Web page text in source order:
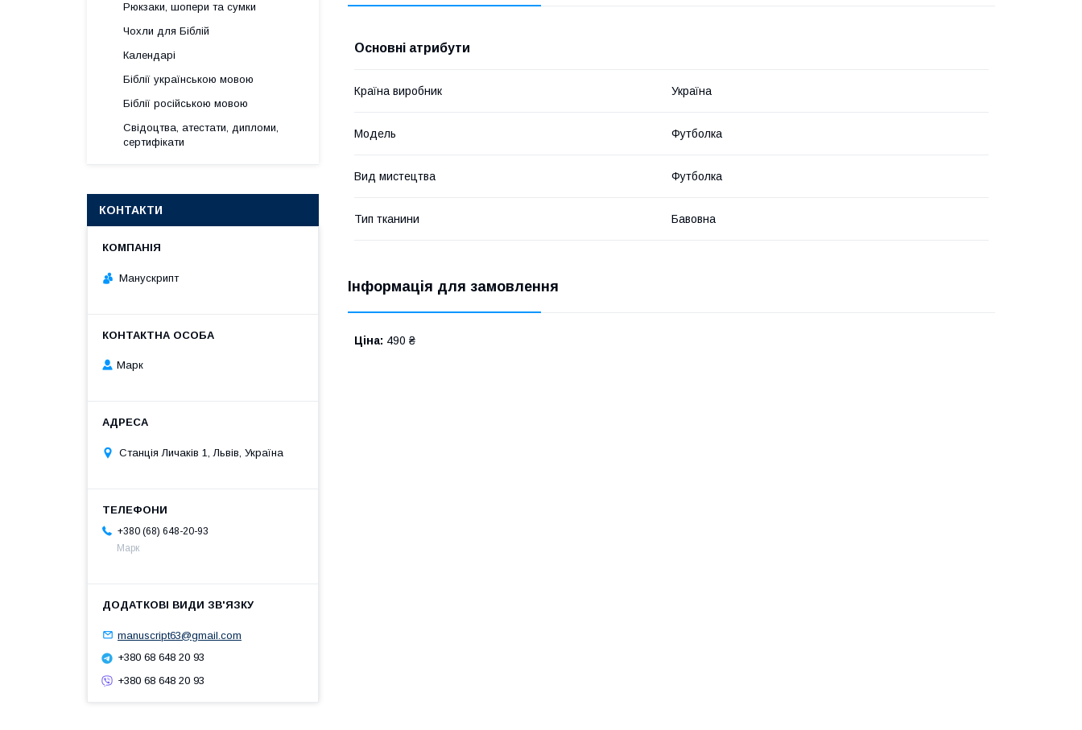
Основні атрибути
Країна виробник Україна
Мoдель Футболка
Вид мистецтва Футболка
Тип тканини Бавовна
Інформація для замовлення
Ціна: 490 ₴
Рюкзаки, шопери та сумки
Чохли для Біблій
Календарі
Біблії українською мовою
Біблії російською мовою
Свідоцтва, атестати, дипломи,
сертифікати
КОНТАКТИ
Манускрипт
Марк
Станція Личаків 1, Львів, Україна
+380 (68) 648-20-93
Марк
manuscript63@gmail.com
+380 68 648 20 93
+380 68 648 20 93